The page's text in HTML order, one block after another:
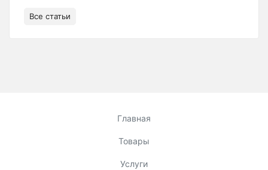
Все статьи
Главная
Товары
Услуги